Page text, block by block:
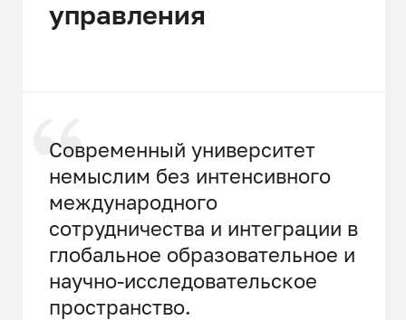
управления
Современный университет
немыслим без интенсивного
международного
сотрудничества и интеграции в
глобальное образовательное и
научно-исследовательское
пространство.